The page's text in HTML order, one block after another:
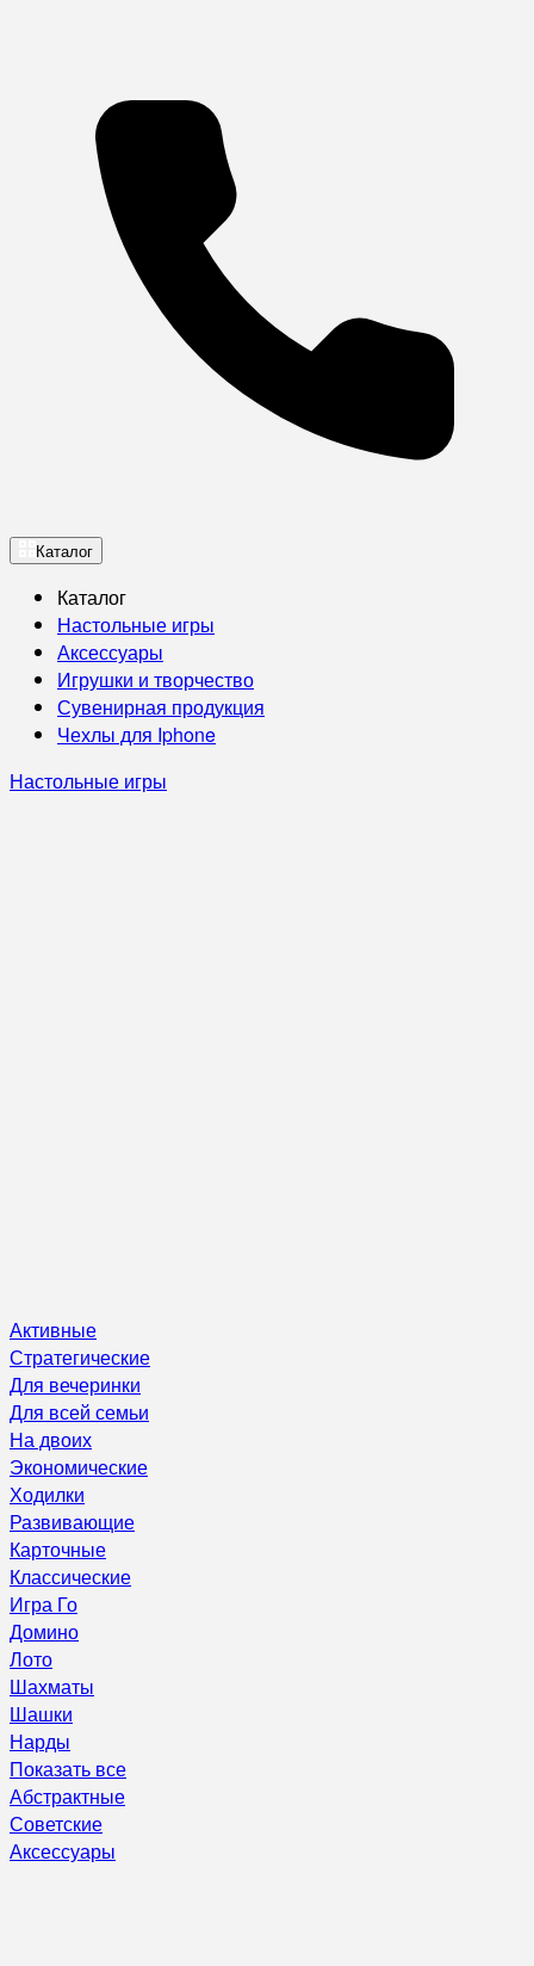
Каталог
Каталог
Настольные игры
Аксессуары
Игрушки и творчество
Сувенирная продукция
Чехлы для Iphone
Настольные игры
Активные
Стратегические
Для вечеринки
Для всей семьи
На двоих
Экономические
Ходилки
Развивающие
Карточные
Классические
Игра Го
Домино
Лото
Шахматы
Шашки
Нарды
Показать все
Абстрактные
Советские
Аксессуары